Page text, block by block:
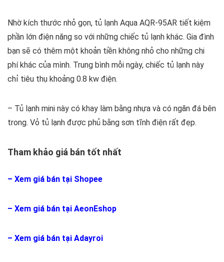
Nhờ kích thước nhỏ gọn, tủ lạnh Aqua AQR-95AR tiết kiệm
phần lớn điện năng so với những chiếc tủ lạnh khác. Gia đình
bạn sẽ có thêm một khoản tiền không nhỏ cho những chi
phí khác của mình. Trung bình mỗi ngày, chiếc tủ lạnh này
chỉ tiêu thụ khoảng 0.8 kw điện.
– Tủ lạnh mini này có khay làm bằng nhựa và có ngăn đá bên
trong. Vỏ tủ lạnh được phủ bằng sơn tĩnh điện rất đẹp.
Tham khảo giá bán tốt nhất
– Xem giá bán tại Shopee
– Xem giá bán tại AeonEshop
– Xem giá bán tại Adayroi